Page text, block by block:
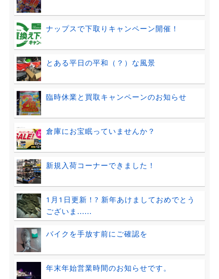
ナップスで下取りキャンペーン開催！
とある平日の平和（？）な風景
臨時休業と買取キャンペーンのお知らせ
倉庫にお宝眠っていませんか？
新規入荷コーナーできました！
1月1日更新！? 新年あけましておめでとう
ございま......
バイクを手放す前にご確認を
年末年始営業時間のお知らせです。